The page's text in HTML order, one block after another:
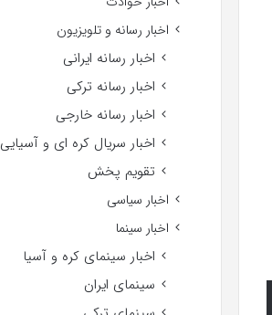
اخبار رسانه و تلویزیون
اخبار رسانه ایرانی
اخبار رسانه ترکی
اخبار رسانه خارجی
اخبار سریال کره ای و آسیایی
تقویم پخش
اخبار سیاسی
اخبار سینما
اخبار سینمای کره و آسیا
سینمای ایران